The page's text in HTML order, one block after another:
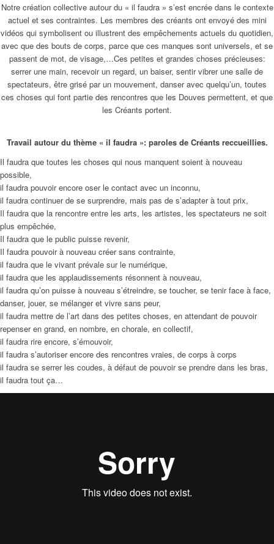
Notre création collective autour du « il faudra » s’est encrée dans le contexte
actuel et ses contraintes. Les membres des créants ont envoyé des mini
vidéos qui symbolisent ou illustrent des empêchements actuels du quotidien,
avec que des bouts de corps, parce que ces manques sont universels, et se
passent de mot, de visage,…Ces petites et grandes choses précieuses:
serrer une main, recevoir un regard, un baiser, sentir vibrer une salle de
spectateurs, être grisé par un mouvement, danser avec quelqu’un, toutes
ces choses qui font partie des rencontres que les Douves permettent, et que
les Créants portent.
Travail autour du thème « il faudra »: paroles de Créants reccueillies.
Il faudra que toutes les choses qui nous manquent soient à nouveau
possible,
il faudra pouvoir encore oser le contact avec un inconnu,
il faudra continuer de se surprendre, mais pas de s’adapter à tout prix,
Il faudra que la rencontre entre les arts, les artistes, les spectateurs ne soit
plus empêchée,
Il faudra que le public puisse revenir,
Il faudra pouvoir à nouveau créer sans contrainte,
il faudra que le vivant prévale sur le numérique,
il faudra que les applaudissements résonnent à nouveau,
il faudra qu’on puisse à nouveau s’étreindre, se toucher, se tenir face à face,
danser, jouer, se mélanger et vivre sans peur,
il faudra mettre de l’art dans des petites choses, en attendant de pouvoir
repenser en grand, en nombre, en chorale, en collectif,
il faudra rire encore, s’émouvoir,
il faudra s’autoriser encore des rencontres vraies, de corps à corps
il faudra se serrer les coudes, à défaut de pouvoir se prendre dans les bras,
il faudra tout ça…